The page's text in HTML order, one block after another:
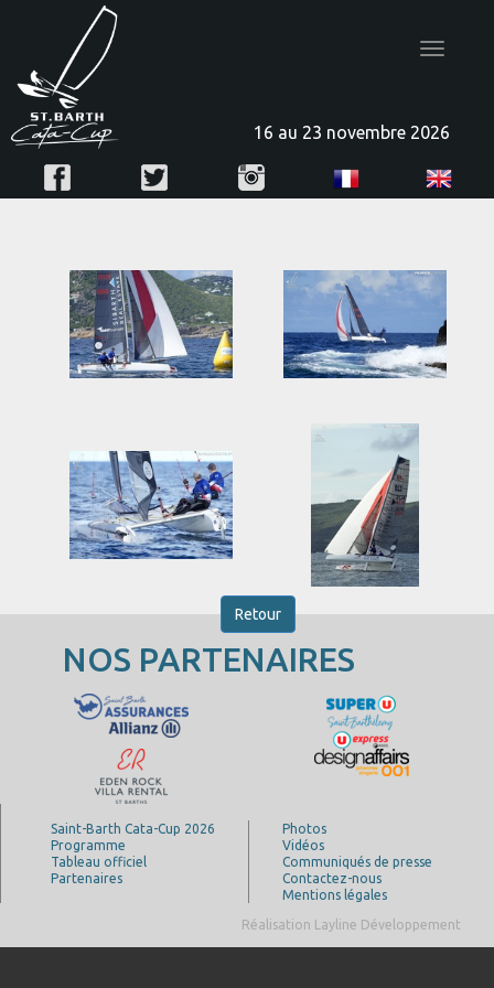
Toggle
16 au 23 novembre 2026
Retour
NOS PARTENAIRES
Saint-Barth Cata-Cup 2026
Programme
Tableau officiel
Partenaires
Photos
Vidéos
Communiqués de presse
Contactez-nous
Mentions légales
Réalisation Layline Développement